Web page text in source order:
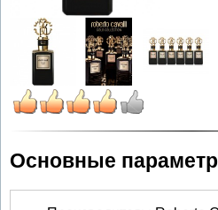
Основные